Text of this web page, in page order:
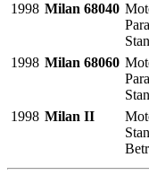
1998 Milan 68040
1998 Milan 68060
1998 Milan II